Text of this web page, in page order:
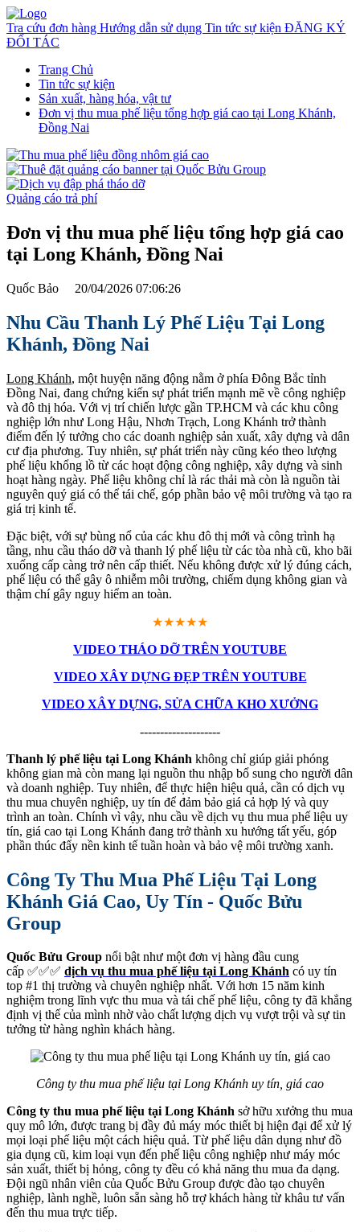
Tra cứu đơn hàng Hướng dẫn sử dụng Tin tức sự kiện ĐĂNG KÝ
ĐỐI TÁC
Trang Chủ
Tin tức sự kiện
Sản xuất, hàng hóa, vật tư
Đơn vị thu mua phế liệu tổng hợp giá cao tại Long Khánh,
Đồng Nai
Quảng cáo trả phí
Đơn vị thu mua phế liệu tổng hợp giá cao
tại Long Khánh, Đồng Nai
Quốc Bảo 20/04/2026 07:06:26
Nhu Cầu Thanh Lý Phế Liệu Tại Long
Khánh, Đồng Nai
Long Khánh, một huyện năng động nằm ở phía Đông Bắc tỉnh
Đồng Nai, đang chứng kiến sự phát triển mạnh mẽ về công nghiệp
và đô thị hóa. Với vị trí chiến lược gần TP.HCM và các khu công
nghiệp lớn như Long Hậu, Nhơn Trạch, Long Khánh trở thành
điểm đến lý tưởng cho các doanh nghiệp sản xuất, xây dựng và dân
cư địa phương. Tuy nhiên, sự phát triển này cũng kéo theo lượng
phế liệu khổng lồ từ các hoạt động công nghiệp, xây dựng và sinh
hoạt hàng ngày. Phế liệu không chỉ là rác thải mà còn là nguồn tài
nguyên quý giá có thể tái chế, góp phần bảo vệ môi trường và tạo ra
giá trị kinh tế.
Đặc biệt, với sự bùng nổ của các khu đô thị mới và công trình hạ
tầng, nhu cầu tháo dỡ và thanh lý phế liệu từ các tòa nhà cũ, kho bãi
xuống cấp càng trở nên cấp thiết. Nếu không được xử lý đúng cách,
phế liệu có thể gây ô nhiễm môi trường, chiếm dụng không gian và
thậm chí gây nguy hiểm an toàn.
★★★★★
VIDEO THÁO DỠ TRÊN YOUTUBE
VIDEO XÂY DỰNG ĐẸP TRÊN YOUTUBE
VIDEO XÂY DỰNG, SỬA CHỮA KHO XƯỞNG
--------------------
Thanh lý phế liệu tại Long Khánh không chỉ giúp giải phóng
không gian mà còn mang lại nguồn thu nhập bổ sung cho người dân
và doanh nghiệp. Tuy nhiên, để thực hiện hiệu quả, cần có dịch vụ
thu mua chuyên nghiệp, uy tín để đảm bảo giá cả hợp lý và quy
trình an toàn. Chính vì vậy, nhu cầu về dịch vụ thu mua phế liệu uy
tín, giá cao tại Long Khánh đang trở thành xu hướng tất yếu, góp
phần thúc đẩy nền kinh tế tuần hoàn và bảo vệ môi trường xanh.
Công Ty Thu Mua Phế Liệu Tại Long
Khánh Giá Cao, Uy Tín - Quốc Bửu
Group
Quốc Bửu Group nổi bật như một đơn vị hàng đầu cung
cấp ✅✅✅ dịch vụ thu mua phế liệu tại Long Khánh có uy tín
top #1 thị trường và chuyên nghiệp nhất. Với hơn 15 năm kinh
nghiệm trong lĩnh vực thu mua và tái chế phế liệu, công ty đã khẳng
định vị thế của mình nhờ vào chất lượng dịch vụ vượt trội và sự tin
tưởng từ hàng nghìn khách hàng.
Công ty thu mua phế liệu tại Long Khánh uy tín, giá cao
Công ty thu mua phế liệu tại Long Khánh sở hữu xưởng thu mua
quy mô lớn, được trang bị đầy đủ máy móc thiết bị hiện đại để xử lý
mọi loại phế liệu một cách hiệu quả. Từ phế liệu dân dụng như đồ
gia dụng cũ, kim loại vụn đến phế liệu công nghiệp như máy móc
sản xuất, thiết bị hỏng, công ty đều có khả năng thu mua đa dạng.
Đội ngũ nhân viên của Quốc Bửu Group được đào tạo chuyên
nghiệp, lành nghề, luôn sẵn sàng hỗ trợ khách hàng từ khâu tư vấn
đến thu mua trực tiếp.